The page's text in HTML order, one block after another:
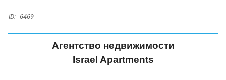
ID: 6469
Агентство недвижимости
Israel Apartments